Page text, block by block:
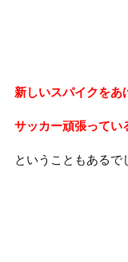
新しいスパイクをあ
サッカー頑張ってい
ということもあるで